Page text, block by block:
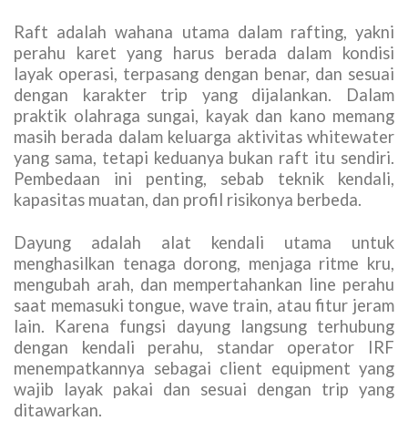
Raft adalah wahana utama dalam rafting, yakni
perahu karet yang harus berada dalam kondisi
layak operasi, terpasang dengan benar, dan sesuai
dengan karakter trip yang dijalankan. Dalam
praktik olahraga sungai, kayak dan kano memang
masih berada dalam keluarga aktivitas whitewater
yang sama, tetapi keduanya bukan raft itu sendiri.
Pembedaan ini penting, sebab teknik kendali,
kapasitas muatan, dan profil risikonya berbeda.
Dayung adalah alat kendali utama untuk
menghasilkan tenaga dorong, menjaga ritme kru,
mengubah arah, dan mempertahankan line perahu
saat memasuki tongue, wave train, atau fitur jeram
lain. Karena fungsi dayung langsung terhubung
dengan kendali perahu, standar operator IRF
menempatkannya sebagai client equipment yang
wajib layak pakai dan sesuai dengan trip yang
ditawarkan.